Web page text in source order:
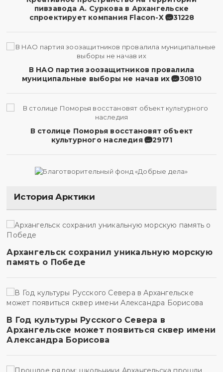
пивзавода А. Суркова в Архангельске
спроектирует компания Flacon-X
31228
В НАО партия зоозащитников провалила
муниципальные выборы не начав их
30810
В столице Поморья восстановят объект
культурного наследия
29171
История Арктики
Архангельск сохранил уникальную морскую
память о Победе
В Год культуры Русского Севера в
Архангельске может появиться сквер имени
Александра Борисова